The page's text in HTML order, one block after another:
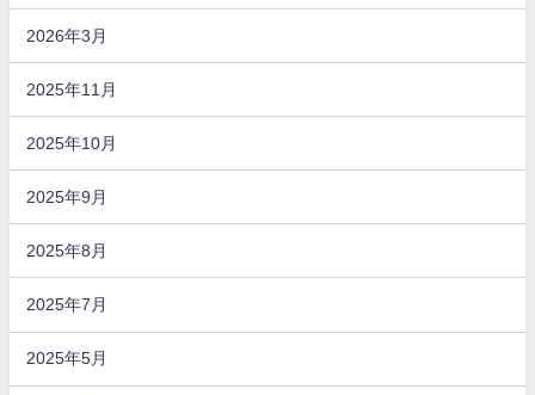
2026年3月
2025年11月
2025年10月
2025年9月
2025年8月
2025年7月
2025年5月